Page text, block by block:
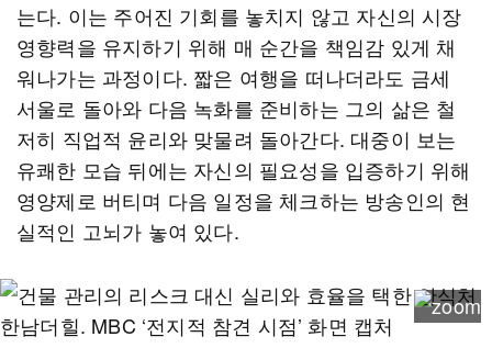
는다. 이는 주어진 기회를 놓치지 않고 자신의 시장
영향력을 유지하기 위해 매 순간을 책임감 있게 채
워나가는 과정이다. 짧은 여행을 떠나더라도 금세
서울로 돌아와 다음 녹화를 준비하는 그의 삶은 철
저히 직업적 윤리와 맞물려 돌아간다. 대중이 보는
유쾌한 모습 뒤에는 자신의 필요성을 입증하기 위해
영양제로 버티며 다음 일정을 체크하는 방송인의 현
실적인 고뇌가 놓여 있다.